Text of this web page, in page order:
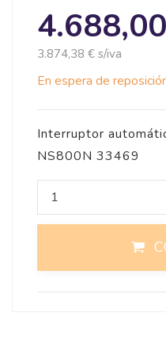
3.874,38 € s/iva
En espera de
Interruptor
NS800N 33469